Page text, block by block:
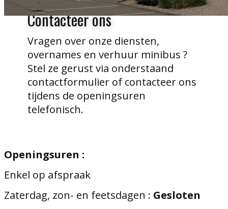
Contacteer ons
Vragen over onze diensten,
overnames en verhuur minibus ?
Stel ze gerust via onderstaand
contactformulier of contacteer ons
tijdens de openingsuren
telefonisch.
Openingsuren :
Enkel op afspraak
Zaterdag, zon- en feetsdagen : Gesloten